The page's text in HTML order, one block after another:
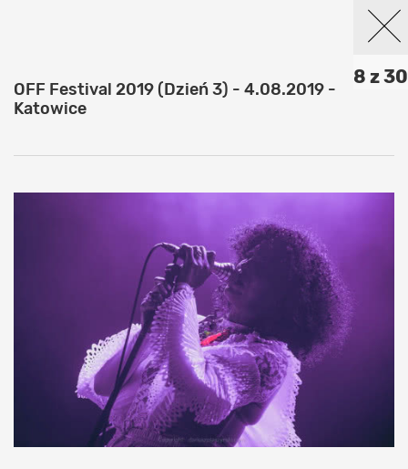
8 z 30
OFF Festival 2019 (Dzień 3) - 4.08.2019 -
Katowice